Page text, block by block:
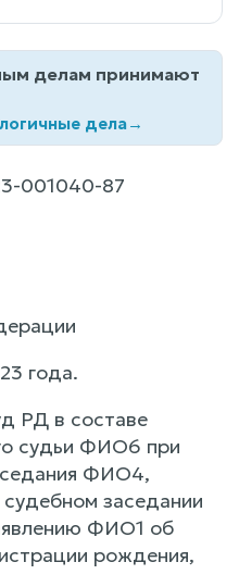
делам принимают
дела→
001040-87
года.
РД в составе
судьи ФИО6 при
ФИО4,
заседании
ФИО1 об
рождения,